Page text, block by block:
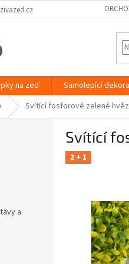
na zeď Samolepící
Svítící fosforové zelené
a
Svítící
2 + 1